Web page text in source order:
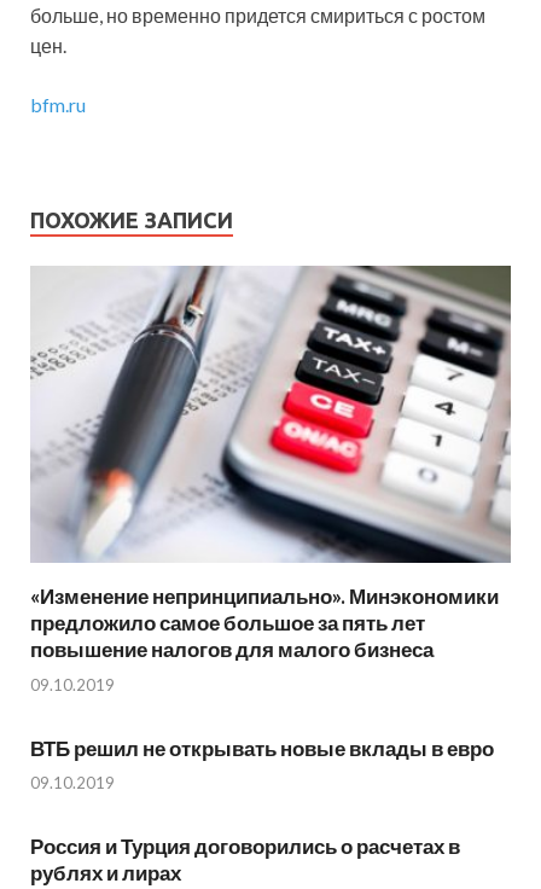
больше, но временно придется смириться с ростом
цен.
bfm.ru
ПОХОЖИЕ ЗАПИСИ
«Изменение непринципиально». Минэкономики
предложило самое большое за пять лет
повышение налогов для малого бизнеса
09.10.2019
ВТБ решил не открывать новые вклады в евро
09.10.2019
Россия и Турция договорились о расчетах в
рублях и лирах